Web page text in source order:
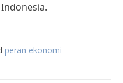
peran ekonomi